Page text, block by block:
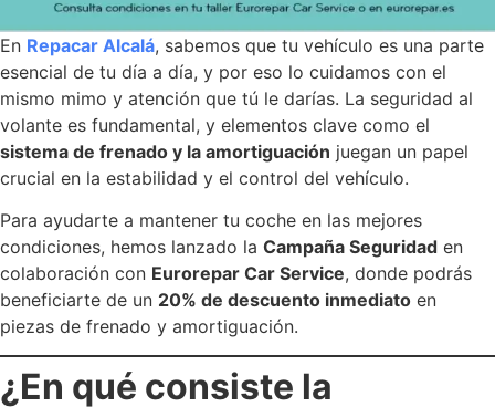
En Repacar Alcalá, sabemos que tu vehículo es una parte
esencial de tu día a día, y por eso lo cuidamos con el
mismo mimo y atención que tú le darías. La seguridad al
volante es fundamental, y elementos clave como el
sistema de frenado y la amortiguación juegan un papel
crucial en la estabilidad y el control del vehículo.
Para ayudarte a mantener tu coche en las mejores
condiciones, hemos lanzado la Campaña Seguridad en
colaboración con Eurorepar Car Service, donde podrás
beneficiarte de un 20% de descuento inmediato en
piezas de frenado y amortiguación.
¿En qué consiste la